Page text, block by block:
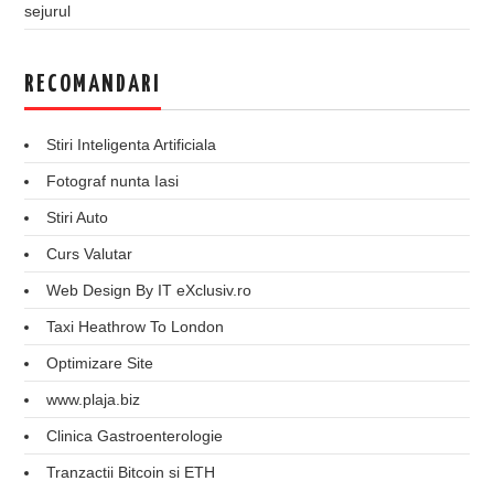
sejurul
RECOMANDARI
Stiri Inteligenta Artificiala
Fotograf nunta Iasi
Stiri Auto
Curs Valutar
Web Design By IT eXclusiv.ro
Taxi Heathrow To London
Optimizare Site
www.plaja.biz
Clinica Gastroenterologie
Tranzactii Bitcoin si ETH